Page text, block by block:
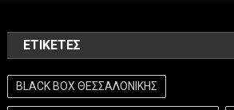
ΕΤΙΚΈΤΕΣ
BLACK BOX ΘΕΣΣΑΛΟΝΙΚΗΣ